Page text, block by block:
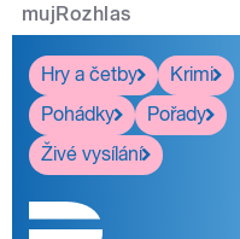
mujRozhlas
Hry a četby
Krimi
Pohádky
Pořady
Živé vysílání